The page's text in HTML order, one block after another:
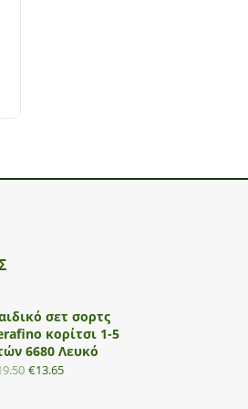
σετ σορτς
κορίτσι 1-5
6680 Λευκό
€13.65